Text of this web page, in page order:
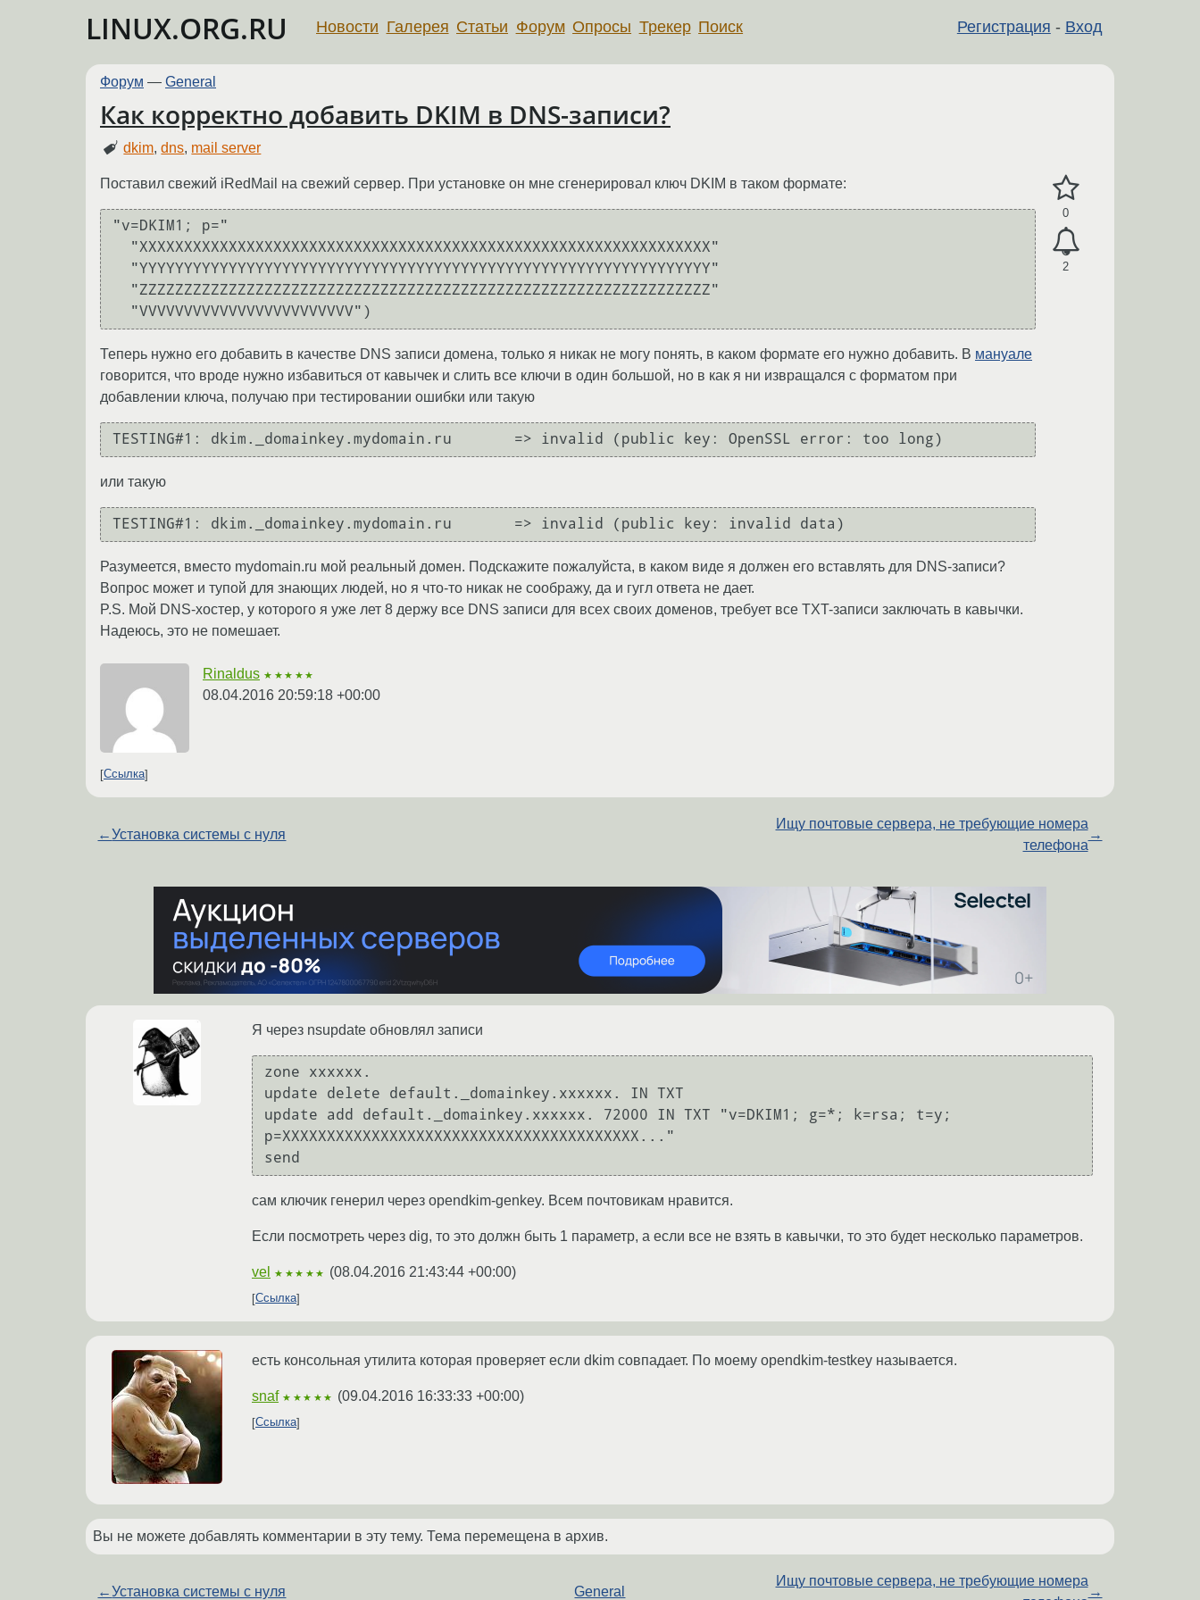
LINUX.ORG.RU Регистрация - Вход
Новости Галерея Статьи Форум Опросы Трекер Поиск
Форум — General
Как корректно добавить DKIM в DNS-записи?
dkim,dns, mail server
0
2
Поставил свежий iRedMail на свежий сервер. При установке он мне сгенерировал ключ DKIM в таком формате:
"v=DKIM1; p="
  "VVVVVVVVVVVVVVVVVVVVVVVV")
Теперь нужно его добавить в качестве DNS записи домена, только я никак не могу понять, в каком формате его нужно добавить. В мануале
говорится, что вроде нужно избавиться от кавычек и слить все ключи в один большой, но в как я ни извращался с форматом при
добавлении ключа, получаю при тестировании ошибки или такую
TESTING#1: dkim._domainkey.mydomain.ru       => invalid (public key: OpenSSL error: too long)
или такую
TESTING#1: dkim._domainkey.mydomain.ru       => invalid (public key: invalid data)
Разумеется, вместо mydomain.ru мой реальный домен. Подскажите пожалуйста, в каком виде я должен его вставлять для DNS-записи?
Вопрос может и тупой для знающих людей, но я что-то никак не соображу, да и гугл ответа не дает.
P.S. Мой DNS-хостер, у которого я уже лет 8 держу все DNS записи для всех своих доменов, требует все TXT-записи заключать в кавычки.
Надеюсь, это не помешает.
Rinaldus ★★★★★
08.04.2016 20:59:18 +00:00
Ссылка
←Установка системы с нуля
Ищу почтовые сервера, не требующие номера
телефона
→
Я через nsupdate обновлял записи
zone xxxxxx.
update delete default._domainkey.xxxxxx. IN TXT
update add default._domainkey.xxxxxx. 72000 IN TXT "v=DKIM1; g=*; k=rsa; t=y;
p=XXXXXXXXXXXXXXXXXXXXXXXXXXXXXXXXXXXXXXXX..."
send
сам ключик генерил через opendkim-genkey. Всем почтовикам нравится.
Если посмотреть через dig, то это должн быть 1 параметр, а если все не взять в кавычки, то это будет несколько параметров.
vel ★★★★★ (08.04.2016 21:43:44 +00:00)
Ссылка
есть консольная утилита которая проверяет если dkim совпадает. По моему opendkim-testkey называется.
snaf ★★★★★ (09.04.2016 16:33:33 +00:00)
Ссылка
Вы не можете добавлять комментарии в эту тему. Тема перемещена в архив.
←Установка системы с нуля General
Ищу почтовые сервера, не требующие номера
→